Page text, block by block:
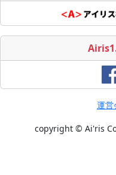
運営
copyright © Ai'ris